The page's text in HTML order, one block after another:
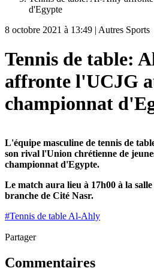
d'Egypte
8 octobre 2021 à 13:49 | Autres Sports
Tennis de table:
affronte l'UCJG
championnat
L'équipe masculine de tennis de
son rival l'Union chrétienne de
championnat d'Egypte.
Le match aura lieu à 17h00 à la
branche de Cité Nasr.
#Tennis de table Al-Ahly
Partager
Commentaires